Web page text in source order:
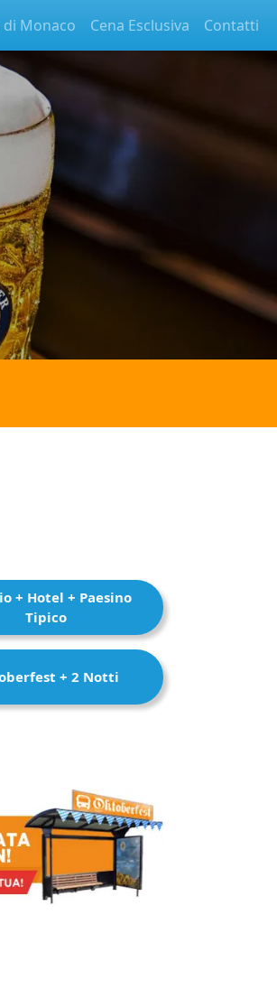
Monaco Cena Esclusiva Contatti
+ Hotel + Paesino
Tipico
+ 2 Notti